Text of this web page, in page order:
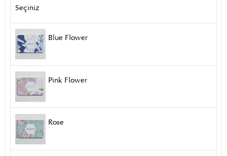
Seçiniz
Blue Flower
Pink Flower
Rose